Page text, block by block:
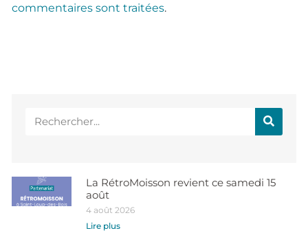
commentaires sont traitées.
La RétroMoisson revient ce samedi 15
août
4 août 2026
Lire plus